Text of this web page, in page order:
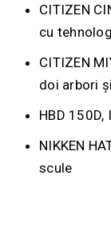
CITIZEN
cu
CITIZEN
doi arbori
HBD
NIKKEN
scule